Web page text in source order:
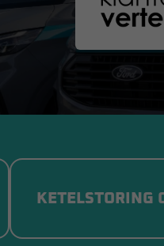
KETELSTORING